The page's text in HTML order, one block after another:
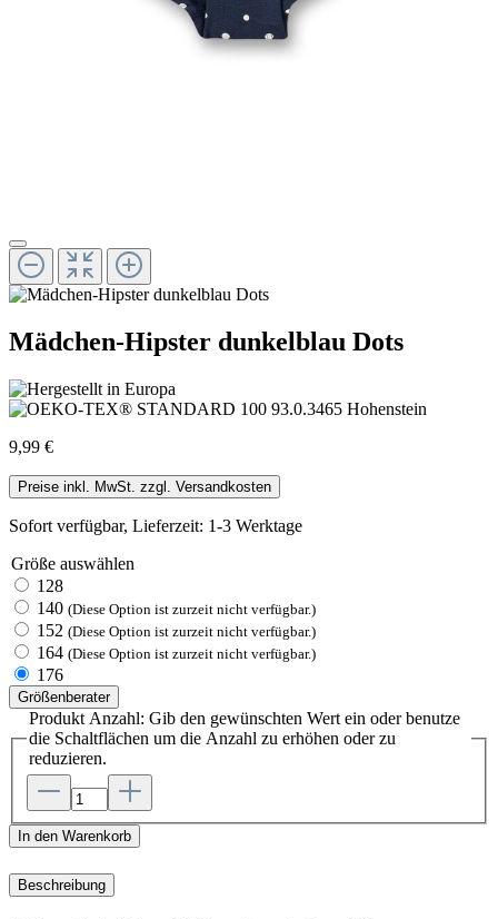
Mädchen-Hipster dunkelblau Dots
9,99 €
Preise inkl. MwSt. zzgl. Versandkosten
Sofort verfügbar, Lieferzeit: 1-3 Werktage
Größe auswählen
128
140 (Diese Option ist zurzeit nicht verfügbar.)
152 (Diese Option ist zurzeit nicht verfügbar.)
164 (Diese Option ist zurzeit nicht verfügbar.)
176
Größenberater
Produkt Anzahl: Gib den gewünschten Wert ein oder benutze
die Schaltflächen um die Anzahl zu erhöhen oder zu
reduzieren.
In den Warenkorb
Beschreibung